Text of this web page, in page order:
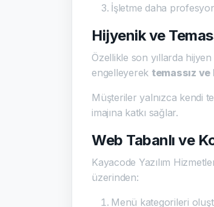
İşletme daha
Hijyenik ve
Özellikle son yıllarda
engelleyerek temassız
Müşteriler yalnızca kendi
imajına katkı sağlar.
Web Tabanlı ve
Kayacode Yazılım
üzerinden:
Menü kategorileri